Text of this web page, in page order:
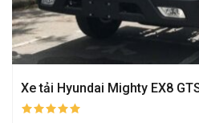
Xe tải Hyundai Mighty EX8